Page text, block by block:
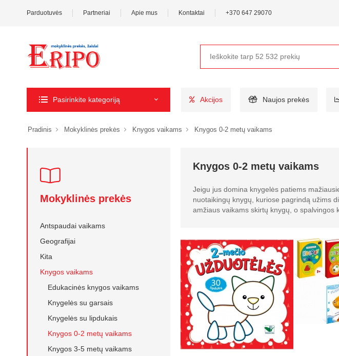
Parduotuvės Partneriai Apie mus Kontaktai +370 647 29070
Pasirinkite kategoriją Akcijos Naujos prekės
Pradinis Mokyklinės prekės Knygos vaikams Knygos 0-2 metų vaikams
Mokyklinės prekės
Antspaudai vaikams
Geografijai
Kita
Knygos vaikams
Edukacinės knygos vaikams
Knygelės su garsais
Knygelės su lipdukais
Knygos 0-2 metų vaikams
Knygos 3-5 metų vaikams
Knygos 0-2 metų vaikams
Jeigu jus domina knygelės patiems
nuotaikingų knygų, kuriose pagrindą užims
amžiaus vaikams skirtų knygų, o spalvingos